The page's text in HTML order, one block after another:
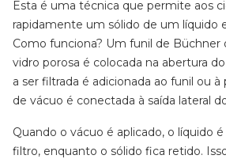
Esta é uma técnica que permite aos
rapidamente um sólido de um líquido
Como funciona? Um funil de Büchner
vidro porosa é colocada na abertura
a ser filtrada é adicionada ao funil ou
de vácuo é conectada à saída lateral
Quando o vácuo é aplicado, o líquido
filtro, enquanto o sólido fica retido.